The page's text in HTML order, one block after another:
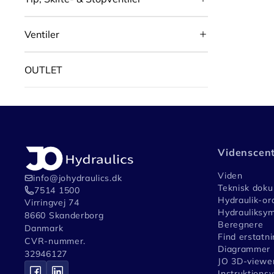
Ventiler
OUTLET
info@johydraulics.dk
7514 1500
Virringvej 74
8660 Skanderborg
Danmark
CVR-nummer.
32946127
Viden
Teknisk
Hydraulik-
Beregnere
Find
Diagrammer
JO 3D-